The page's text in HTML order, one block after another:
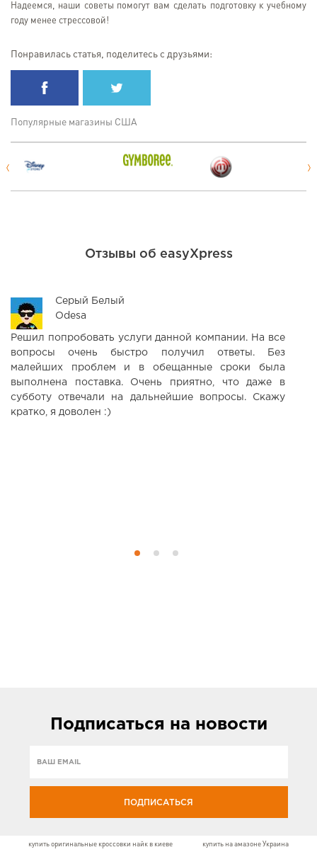
Надеемся, наши советы помогут вам сделать подготовку к учебному
году менее стрессовой!
Понравилась статья, поделитесь с друзьями:
Популярные магазины США
Отзывы об easyXpress
Серый Белый
Odesa
Решил попробовать услуги данной компании. На все
вопросы очень быстро получил ответы. Без
малейших проблем и в обещанные сроки была
выполнена поставка. Очень приятно, что даже в
субботу отвечали на дальнейшие вопросы. Скажу
кратко, я доволен :)
Подписаться на новости
ПОДПИСАТЬСЯ
купить оригинальные кроссовки найк в киеве купить на амазоне Украина